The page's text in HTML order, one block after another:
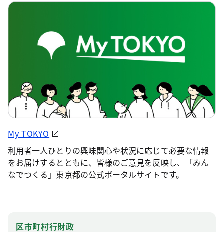
My TOKYO
利用者一人ひとりの興味関心や状況に応じて必要な情報
をお届けするとともに、皆様のご意見を反映し、「みん
なでつくる」東京都の公式ポータルサイトです。
区市町村行財政